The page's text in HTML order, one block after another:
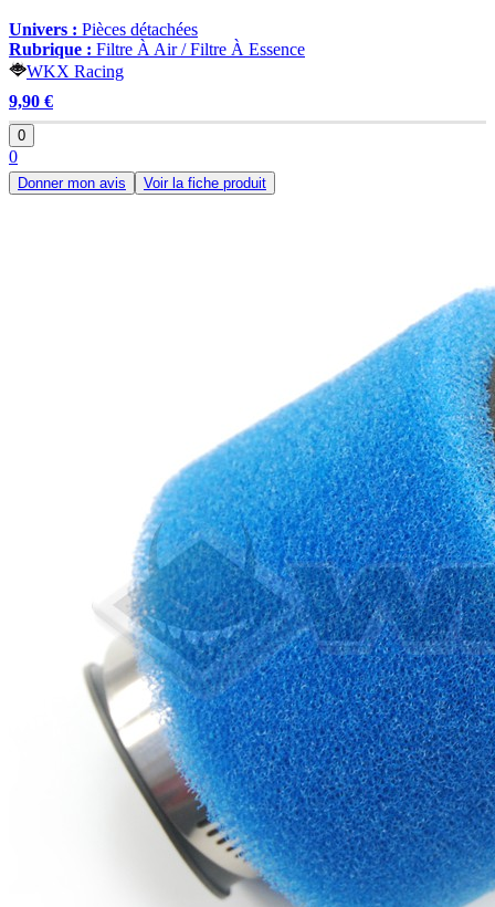
Univers : Pièces détachées
Rubrique : Filtre À Air / Filtre À Essence
WKX Racing
9,90 €
0
0
Donner mon avis Voir la fiche produit